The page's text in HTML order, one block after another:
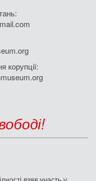
корупції:
взяв участь у